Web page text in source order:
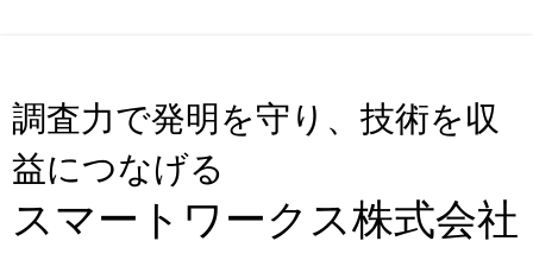
調査力で発明を守り、技術を収
益につなげる
スマートワークス株式会社